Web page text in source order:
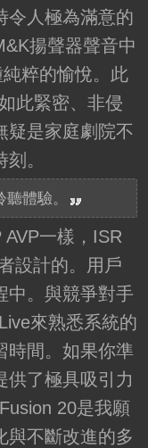
令人極為滿意的
揚聲器聲音中
粹的愉悅。此
此緊密、非侵
疑是家庭劇院不
。
體驗。
一樣，ISR
設計的。用戶
中。與競爭對手
來熟悉系統的
時間。如果你準
供了極具吸引力
20是我願
與不斷改進的多